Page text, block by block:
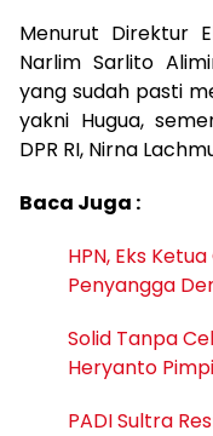
Menurut Direktur
Narlim Sarlito
yang sudah pasti
yakni Hugua,
DPR RI, Nirna
Baca Juga :
HPN, Eks
Penyangga
Solid Tanpa
Heryanto
PADI Sultra